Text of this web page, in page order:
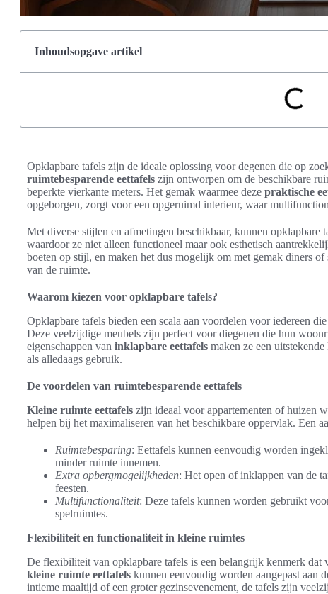
Inhoudsopgave artikel
Opklapbare tafels zijn de ideale oplossing voor degenen die op
ruimtebesparende eettafels zijn ontworpen om de beschikbare
beperkte vierkante meters. Het gemak waarmee deze praktische
opgeborgen, zorgt voor een opgeruimd interieur, waar
Met diverse stijlen en afmetingen beschikbaar, kunnen
waardoor ze niet alleen functioneel maar ook esthetisch
boeten op stijl, en maken het dus mogelijk om met gemak diners
van de ruimte.
Waarom kiezen voor opklapbare tafels?
Opklapbare tafels bieden een scala aan voordelen voor iedereen
Deze veelzijdige meubels zijn perfect voor diegenen die hun
eigenschappen van inklapbare eettafels maken ze een
als alledaags gebruik.
De voordelen van ruimtebesparende eettafels
Kleine ruimte eettafels zijn ideaal voor appartementen of huizen
helpen bij het maximaliseren van het beschikbare oppervlak. Een
Ruimtebesparing: Eettafels kunnen eenvoudig worden
minder ruimte innemen.
Extra opbergmogelijkheden: Het open of inklappen van de
feesten.
Multifunctionaliteit: Deze tafels kunnen worden gebruikt
spelruimtes.
Flexibiliteit en functionaliteit in kleine ruimtes
De flexibiliteit van opklapbare tafels is een belangrijk kenmerk dat
kleine ruimte eettafels kunnen eenvoudig worden aangepast aan
intieme maaltijd of een groter gezinsevenement, de tafels zijn